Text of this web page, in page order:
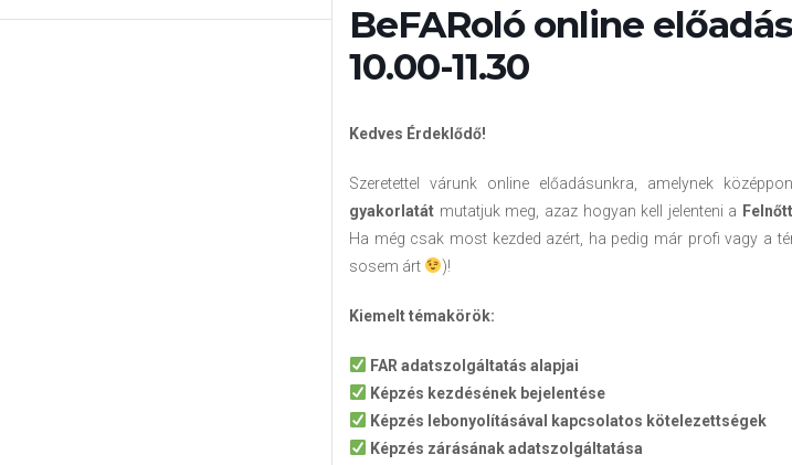
BeFARoló online
10.00-11.30
Kedves Érdeklődő!
Szeretettel várunk online előadásunkra, amelynek
gyakorlatát mutatjuk meg, azaz hogyan kell jelenteni a
Ha még csak most kezded azért, ha pedig már profi vagy a
sosem árt
)!
Kiemelt témakörök:
FAR adatszolgáltatás alapjai
Képzés kezdésének bejelentése
Képzés lebonyolításával kapcsolatos kötelezettségek
Képzés zárásának adatszolgáltatása